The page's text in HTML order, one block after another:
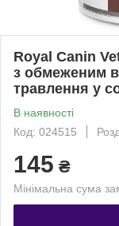
Royal Canin
з обмеженим
травлення у
В наявності
Код: 024515
145 ₴
Мінімальна сума